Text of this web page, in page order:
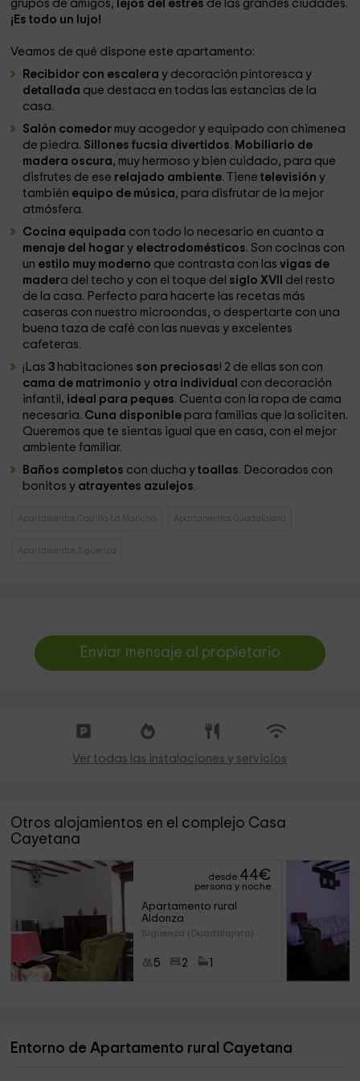
grupos de amigos, lejos del estrés de las grandes ciudades.
¡Es todo un lujo!
Veamos de qué dispone este apartamento:
Recibidor con escalera y decoración pintoresca y
detallada que destaca en todas las estancias de la
casa.
Salón comedor muy acogedor y equipado con chimenea
de piedra. Sillones fucsia divertidos. Mobiliario de
madera oscura, muy hermoso y bien cuidado, para que
disfrutes de ese relajado ambiente. Tienetelevisión y
también equipo de música, para disfrutar de la mejor
atmósfera.
Cocina equipada con todo lo necesario en cuanto a
menaje del hogar y electrodomésticos. Son cocinas con
un estilo muy moderno que contrasta con lasvigas de
madera del techo y con el toque del siglo XVII
del resto
de la casa. Perfecto para hacerte las recetas más
caseras con nuestro microondas, o despertarte con una
buena taza de café con las nuevas y excelentes
cafeteras.
¡Las3 habitaciones son preciosas! 2 de ellas son con
cama de matrimonio y otra individual con decoración
infantil, ideal para peques. Cuenta con la ropa de cama
necesaria. Cuna disponible para familias que la soliciten.
Queremos que te sientas igual que en casa, con el mejor
ambiente familiar.
Baños completos con ducha ytoallas. Decorados con
bonitos y atrayentes azulejos.
Apartamentos Castilla La Mancha Apartamentos Guadalajara
Apartamentos Siguenza
Enviar mensaje al propietario
Ver todas las instalaciones y servicios
Otros alojamientos en el complejo Casa
Cayetana
desde 44€
persona y noche
Apartamento rural
Aldonza
Siguenza (Guadalajara)
5 2
Entorno de Apartamento rural Cayetana